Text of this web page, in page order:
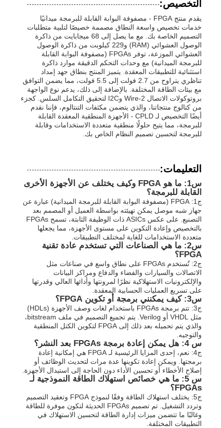
التخصيص:
يقدم منتج FPGA - مصفوفة البوابة القابلة للبرمجة ميدانيًا
خدمات تخصيص واسعة النطاق مصممة خصيصًا لتلبية متطلبات
التصميم الخاصة بك. مع ما يصل إلى 68 ميجابايت من ذاكرة
الوصول العشوائي (RAM) و229 كيلوبت من ذاكرة الوصول
العشوائي الموزعة، توفر FPGAs (مصفوفة البوابة القابلة
للبرمجة الميدانية) مع وحدات التحكم الدقيقة موارد ذاكرة
استثنائية للتطبيقات المعقدة. يتميز المنتج بنطاق جهد إمداد
تناظري يتراوح من 2.7 فولت إلى 5.5 فولت، مما يضمن التوافق
مع بيئات الطاقة المختلفة. بالإضافة إلى ذلك، يدعم نوع الواجهة
بروتوكولات الاتصال 2-Wire وI2C لتحقيق التكامل السلس. كجزء
من كتالوج منتجاتنا، والذي يتضمن مكثفات التنتالوم، فإننا نقدم
أيضًا التخصيص لـ CPLD - الأجهزة المنطقية المعقدة القابلة
للبرمجة، مما يتيح حلولًا منطقية متعددة الاستخدامات وقابلة
للبرمجة لتحسين تصميم النظام الخاص بك.
التعليمات:
س1: ما هو FPGA وكيف يختلف عن الأجهزة الأخرى
القابلة للبرمجة؟
ج1: FPGA (مصفوفة البوابة القابلة للبرمجة الميدانية) عبارة عن
جهاز شبه موصل يمكن تهيئته بواسطة العميل أو المصمم بعد
التصنيع. على عكس ASICs ذات الوظيفة الثابتة، تسمح FPGAs
بالتخصيص وإعادة التكوين على مستوى الأجهزة، مما يجعلها
متعددة الاستخدامات للغاية لمختلف التطبيقات.
س2: ما هي الصناعات التي تستخدم عادة تقنية
FPGA؟
ج2: تُستخدم FPGAs على نطاق واسع في صناعات مثل
الاتصالات والسيارات والفضاء والدفاع ومراكز البيانات
والإلكترونيات الاستهلاكية نظرًا لمرونتها وأدائها العالي وقدرتها
على تسريع العمليات الحسابية المعقدة.
س3: كيف يمكنني برمجة أو تكوين FPGA؟
ج3: تتم برمجة FPGAs باستخدام لغات وصف الأجهزة (HDLs)
مثل VHDL أو Verilog. يتم تجميع التصميم في ملف bitstream،
والذي يتم تحميله بعد ذلك إلى FPGA لتكوين الكتل المنطقية
والتوجيه.
س 4: هل يمكن إعادة برمجة FPGAs بعد النشر؟
ج4: نعم، إحدى المزايا الرئيسية لـ FPGA هي إمكانية إعادة
برمجتها. ويمكن إعادة تكوينها عدة مرات لتحديث الوظائف أو
إصلاح الأخطاء أو تحسين الأداء دون الحاجة إلى استبدال الأجهزة.
س 5: ما هي خصائص استهلاك الطاقة النموذجية لـ
FPGAs؟
ج5: يختلف استهلاك الطاقة وفقًا لنموذج FPGA وتعقيد التصميم
وتردد التشغيل. تم تصميم FPGAs الحديثة لتكون موفرة للطاقة
وغالبًا ما تتضمن ميزات إدارة الطاقة لتحسين الاستهلاك في
التطبيقات المختلفة.